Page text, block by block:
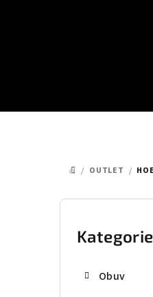
DOMŮ
/ OUTLET /
P
Přeskočit
kategorie
Kategorie
Obuv